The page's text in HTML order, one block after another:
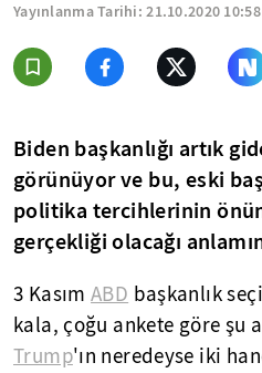
Yayınlanma Tarihi:21.10.2020 10:58
Biden başkanlığı artık
görünüyor ve bu, eski
politika tercihlerinin
gerçekliği olacağı
3 KasımABD başkanlık
kala, çoğu ankete göre şu
Trump'ın neredeyse iki